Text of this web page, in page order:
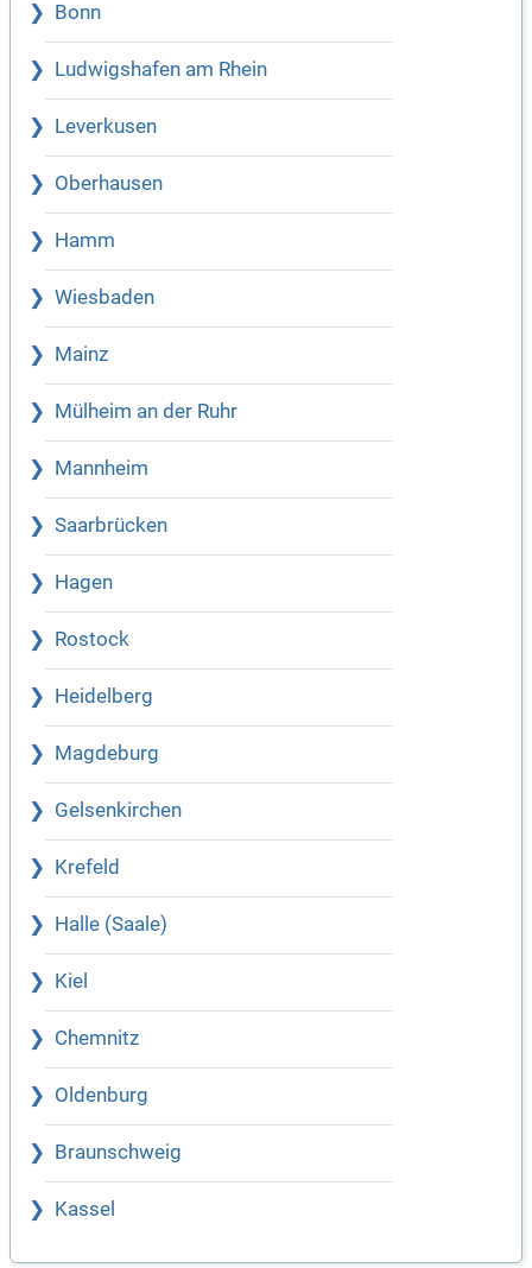
Bonn
Ludwigshafen am Rhein
Leverkusen
Oberhausen
Hamm
Wiesbaden
Mainz
Mülheim an der Ruhr
Mannheim
Saarbrücken
Hagen
Rostock
Heidelberg
Magdeburg
Gelsenkirchen
Krefeld
Halle (Saale)
Kiel
Chemnitz
Oldenburg
Braunschweig
Kassel